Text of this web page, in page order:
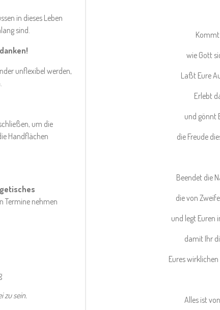
in dieses Leben
sind.
unflexibel werden,
um die
Handflächen
Termine nehmen
zu sein.
wie Gott
Laßt Eure
Erlebt
und gönnt
die Freude
Beendet die
die von
und legt Euren
damit Ihr
Eures
Alles ist